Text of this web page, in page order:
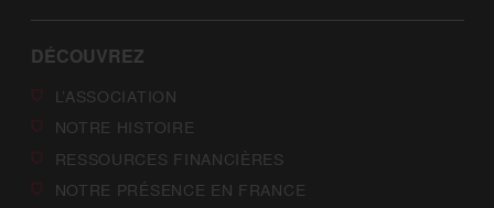
DÉCOUVREZ
L’ASSOCIATION
NOTRE HISTOIRE
RESSOURCES FINANCIÈRES
NOTRE PRÉSENCE EN FRANCE